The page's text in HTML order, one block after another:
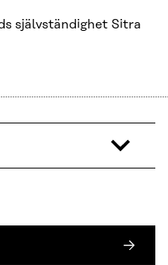
självständighet Sitra